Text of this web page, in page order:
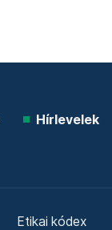
Hírlevelek
Etikai kódex